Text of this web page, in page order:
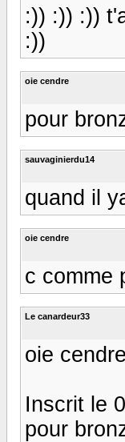
:)) :)) :))
:))
oie cendre
pour
sauvaginierdu14
quand il
oie cendre
c comme
Le canardeur33
oie
Inscrit le
pour